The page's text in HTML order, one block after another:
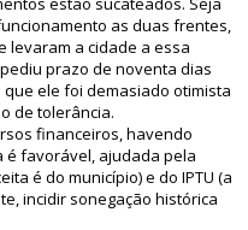
as duas frentes,
levaram a cidade a essa
prazo de noventa dias
ele foi demasiado otimista
de tolerância.
financeiros, havendo
é favorável, ajudada pela
é do município) e do IPTU (a
incidir sonegação histórica